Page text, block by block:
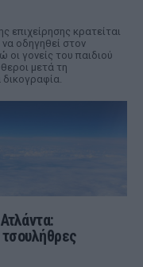
επιχείρησης κρατείται
να οδηγηθεί στον
οι γονείς του παιδιού
μετά τη
δικογραφία.